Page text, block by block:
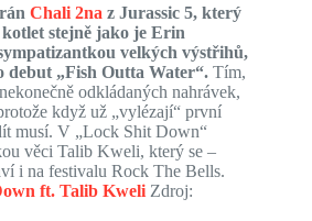
Chali 2na z Jurassic 5, který
stejně jako je Erin
velkých výstřihů,
debut „Fish Outta Water“. Tím,
odkládaných nahrávek,
když už „vylézají“ první
musí. V „Lock Shit Down“
věci Talib Kweli, který se –
i na festivalu Rock The Bells.
ft. Talib Kweli Zdroj: